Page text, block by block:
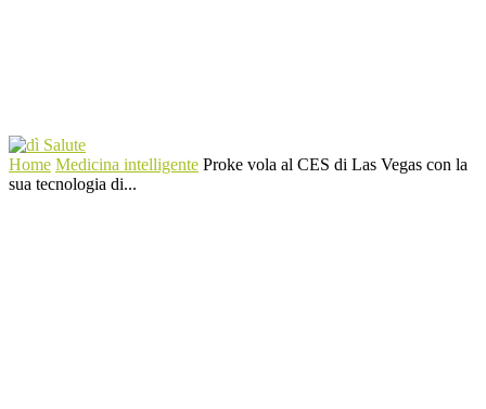
Home Medicina intelligente Proke vola al CES di Las Vegas con la
sua tecnologia di...